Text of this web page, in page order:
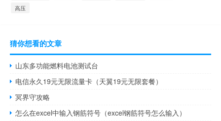
高压
猜你想看的文章
山东多功能燃料电池测试台
电信永久19元无限流量卡（天翼19元无限套餐）
冥界守攻略
怎么在excel中输入钢筋符号（excel钢筋符号怎么输入）